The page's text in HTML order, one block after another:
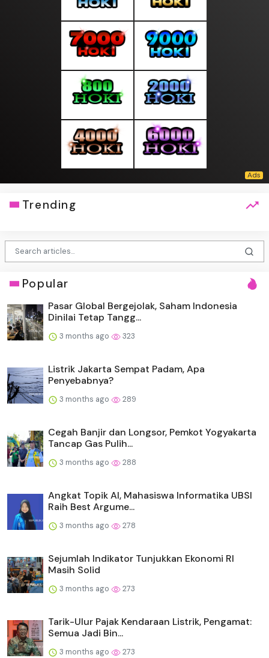
Trending
Popular
Pasar Global Bergejolak, Saham Indonesia
Dinilai Tetap Tangg...
3 months ago 323
Listrik Jakarta Sempat Padam, Apa
Penyebabnya?
3 months ago 289
Cegah Banjir dan Longsor, Pemkot Yogyakarta
Tancap Gas Pulih...
3 months ago 288
Angkat Topik AI, Mahasiswa Informatika UBSI
Raih Best Argume...
3 months ago 278
Sejumlah Indikator Tunjukkan Ekonomi RI
Masih Solid
3 months ago 273
Tarik-Ulur Pajak Kendaraan Listrik, Pengamat:
Semua Jadi Bin...
3 months ago 273